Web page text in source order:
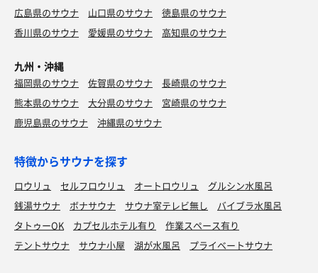
広島県のサウナ
山口県のサウナ
徳島県のサウナ
香川県のサウナ
愛媛県のサウナ 高知県のサウナ
九州・沖縄
福岡県のサウナ 佐賀県のサウナ
長崎県のサウナ
熊本県のサウナ
大分県のサウナ
宮崎県のサウナ
鹿児島県のサウナ
沖縄県のサウナ
特徴からサウナを探す
ロウリュ セルフロウリュ オートロウリュ
グルシン水風呂
銭湯サウナ
ボナサウナ サウナ室テレビ無し
バイブラ水風呂
タトゥーOK
カプセルホテル有り
作業スペース有り
テントサウナ
サウナ小屋 湖が水風呂 プライベートサウナ